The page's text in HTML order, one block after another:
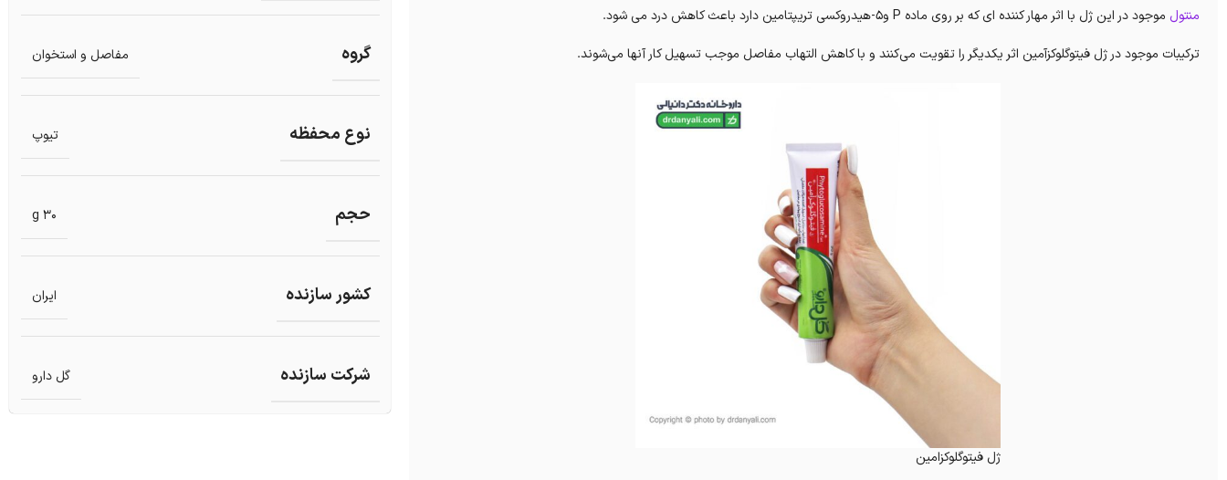
منتول موجود در این ژل با اثر مهار کننده ای که بر روی ماده P و5-هیدروکسی تریپتامین دارد باعث کاهش درد می شود.
ترکیبات موجود در ژل فیتوگلوکزآمین اثر یکدیگر را تقویت می‌کنند و با کاهش التهاب مفاصل موجب تسهیل کار آنها می‌شوند.
ژل فیتوگلوکزامین
گروه مفاصل و استخوان
نوع محفظه تیوپ
حجم 30 g
کشور سازنده ایران
شرکت سازنده گل دارو